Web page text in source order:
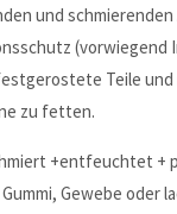
und schmierenden
(vorwiegend
Teile und
zu fetten.
+entfeuchtet +
Gewebe oder